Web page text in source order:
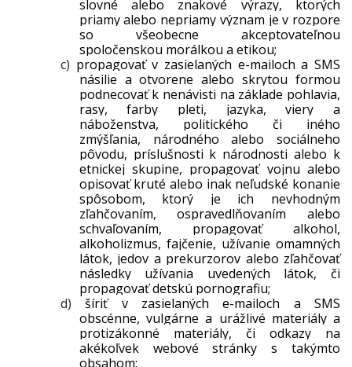
slovné alebo znakové výrazy, ktorých
priamy alebo nepriamy význam je v rozpore
so všeobecne akceptovateľnou
spoločenskou morálkou a etikou;
c) propagovať v zasielaných e-mailoch a SMS
násilie a otvorene alebo skrytou formou
podnecovať k nenávisti na základe pohlavia,
rasy, farby pleti, jazyka, viery a
náboženstva, politického či iného
zmýšľania, národného alebo sociálneho
pôvodu, príslušnosti k národnosti alebo k
etnickej skupine, propagovať vojnu alebo
opisovať kruté alebo inak neľudské konanie
spôsobom, ktorý je ich nevhodným
zľahčovaním, ospravedlňovaním alebo
schvaľovaním, propagovať alkohol,
alkoholizmus, fajčenie, užívanie omamných
látok, jedov a prekurzorov alebo zľahčovať
následky užívania uvedených látok, či
propagovať detskú pornografiu;
d)šíriť v zasielaných e-mailoch a SMS
obscénne, vulgárne a urážlivé materiály a
protizákonné materiály, či odkazy na
akékoľvek webové stránky s takýmto
obsahom;